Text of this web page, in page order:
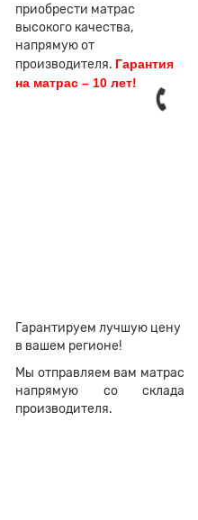
приобрести матрас
высокого качества,
напрямую от
производителя. Гарантия
на матрас – 10 лет!
Гарантируем лучшую цену
в вашем регионе!
Мы отправляем вам матрас
напрямую со склада
производителя.